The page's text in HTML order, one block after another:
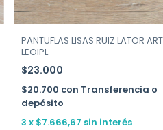
PANTUFLAS LISAS RUIZ LATOR
LEOIPL
$23.000
$20.700 con Transferencia o
depósito
3 x $7.666,67 sin interés